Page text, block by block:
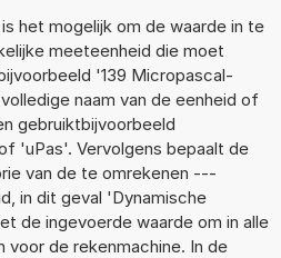
het mogelijk om de waarde in te
meeteenheid die moet
'139 Micropascal-
naam van de eenheid of
gebruiktbijvoorbeeld
'uPas'. Vervolgens bepaalt de
van de te omrekenen ---
in dit geval 'Dynamische
de ingevoerde waarde om in alle
voor de rekenmachine. In de